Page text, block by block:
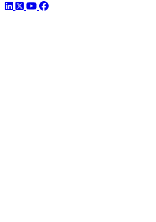
LinkedIn
TwitterYouTube
Facebook